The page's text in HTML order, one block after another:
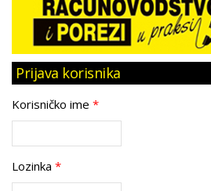
Prijava korisnika
Korisničko ime *
Lozinka *